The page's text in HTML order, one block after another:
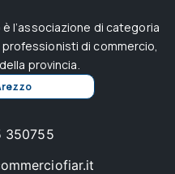
l’associazione di categoria
di commercio,
provincia.
350755